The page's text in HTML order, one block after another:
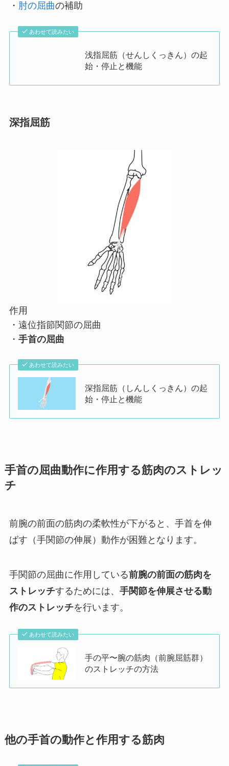
・ 肘の屈曲の補助
あわせて読みたい
浅指屈筋（せんしくっきん）の起
始・停止と機能
深指屈筋
作用
・遠位指節関節の屈曲
・ 手首の屈曲
あわせて読みたい
深指屈筋（しんしくっきん）の起
始・停止と機能
手首の屈曲動作に作用する筋肉のストレッ
チ
前腕の前面の筋肉の柔軟性が下がると、手首を伸
ばす（手関節の伸展）動作が困難となります。
手関節の屈曲に作用している前腕の前面の筋肉を
ストレッチするためには、 手関節を伸展させる動
作のストレッチを行います。
あわせて読みたい
手の平〜腕の筋肉（前腕屈筋群）
のストレッチの方法
他の手首の動作と作用する筋肉